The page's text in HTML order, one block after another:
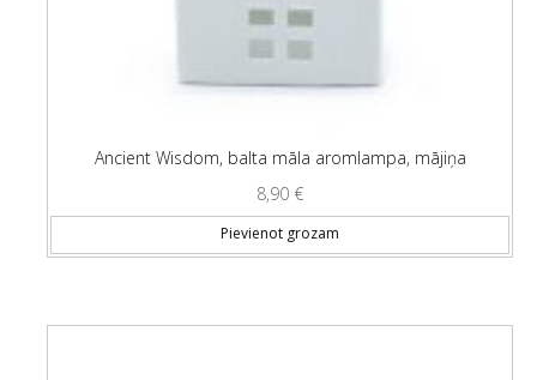
Ancient Wisdom, balta māla aromlampa, mājiņa
8,90 €
Pievienot grozam